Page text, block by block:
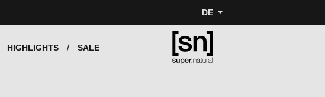
DE
HIGHLIGHTS SALE